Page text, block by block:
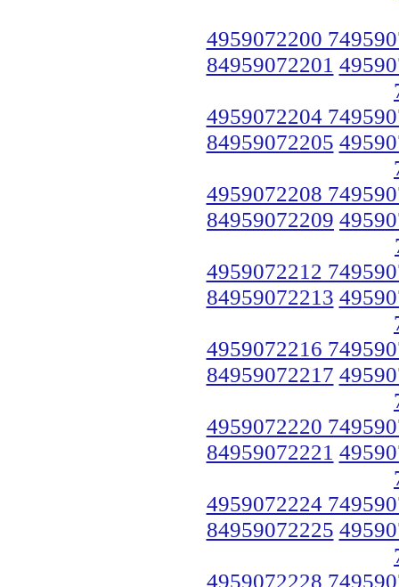
4959072200
84959072201
4959072204
84959072205
4959072208
84959072209
4959072212
84959072213
4959072216
84959072217
4959072220
84959072221
4959072224
84959072225
4959072228